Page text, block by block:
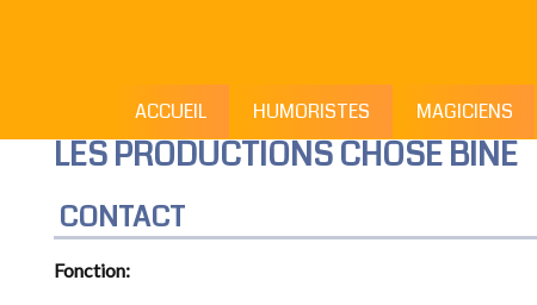
ACCUEIL HUMORISTES MAGICIENS
LES PRODUCTIONS CHOSE BINE
CONTACT
Fonction: